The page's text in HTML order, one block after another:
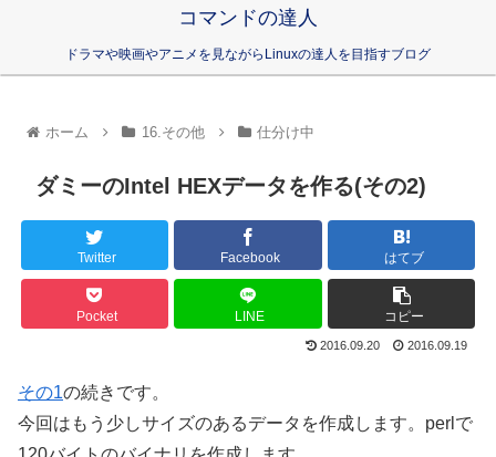
コマンドの達人
ドラマや映画やアニメを見ながらLinuxの達人を目指すブログ
ホーム 16.その他 仕分け中
ダミーのIntel HEXデータを作る(その2)
Twitter Facebook はてブ
Pocket LINE コピー
2016.09.20 2016.09.19
その1の続きです。
今回はもう少しサイズのあるデータを作成します。perlで